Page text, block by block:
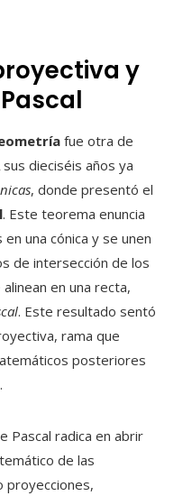
y
fue otra de
dieciséis años ya
, donde presentó el
. Este teorema enuncia
una cónica y se unen
de intersección de los
en una recta,
. Este resultado sentó
rama que
posteriores
Pascal radica en abrir
de las
proyecciones,